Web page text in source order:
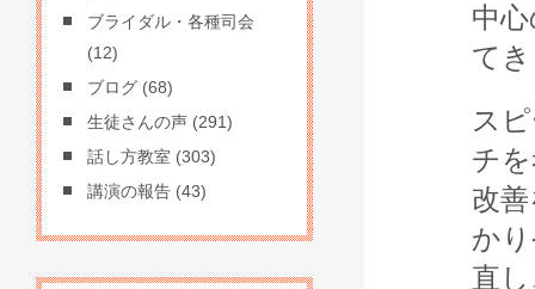
中
て
ス
チ
改
か
直
ブライダル・各種司会
(12)
ブログ (68)
生徒さんの声 (291)
話し方教室 (303)
講演の報告 (43)